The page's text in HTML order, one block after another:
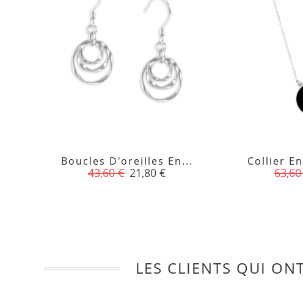
Boucles D'oreilles En...
Prix
43,60 € Prix
21,80 €
 Collier
Prix
LES CLIENTS QUI